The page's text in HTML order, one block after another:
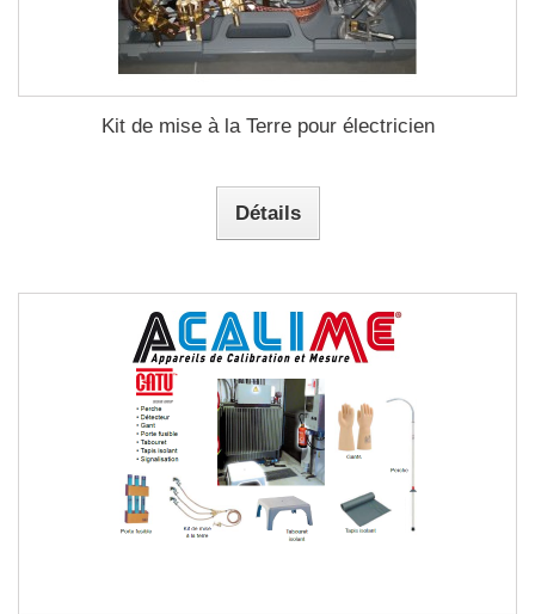
Kit de mise à la Terre pour électricien
Détails